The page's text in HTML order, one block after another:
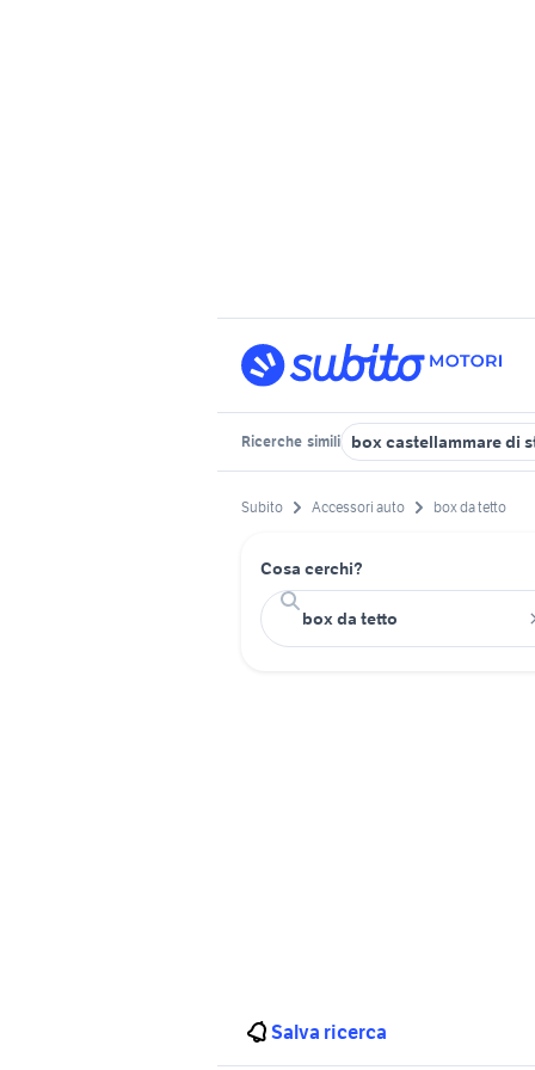
Ricerche simili box castellammare di
Subito Accessori auto box da tetto
Cosa cerchi?
Salva ricerca